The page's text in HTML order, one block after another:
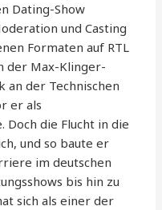
Dating-Show
und Casting
Formaten auf RTL
der Max-Klinger-
der Technischen
er als
die Flucht in die
und so baute er
im deutschen
bis hin zu
sich als einer der